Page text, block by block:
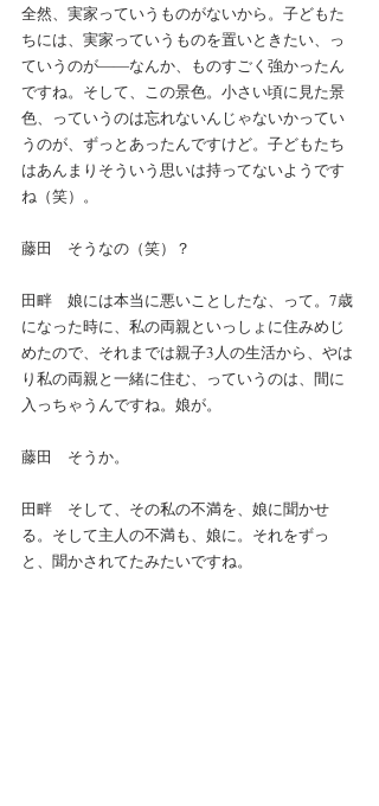
全然、実家っていうものがないから。子どもた
ちには、実家っていうものを置いときたい、っ
ていうのが――なんか、ものすごく強かったん
ですね。そして、この景色。小さい頃に見た景
色、っていうのは忘れないんじゃないかってい
うのが、ずっとあったんですけど。子どもたち
はあんまりそういう思いは持ってないようです
ね（笑）。
藤田　そうなの（笑）？
田畔　娘には本当に悪いことしたな、って。7歳
になった時に、私の両親といっしょに住みめじ
めたので、それまでは親子3人の生活から、やは
り私の両親と一緒に住む、っていうのは、間に
入っちゃうんですね。娘が。
藤田　そうか。
田畔　そして、その私の不満を、娘に聞かせ
る。そして主人の不満も、娘に。それをずっ
と、聞かされてたみたいですね。